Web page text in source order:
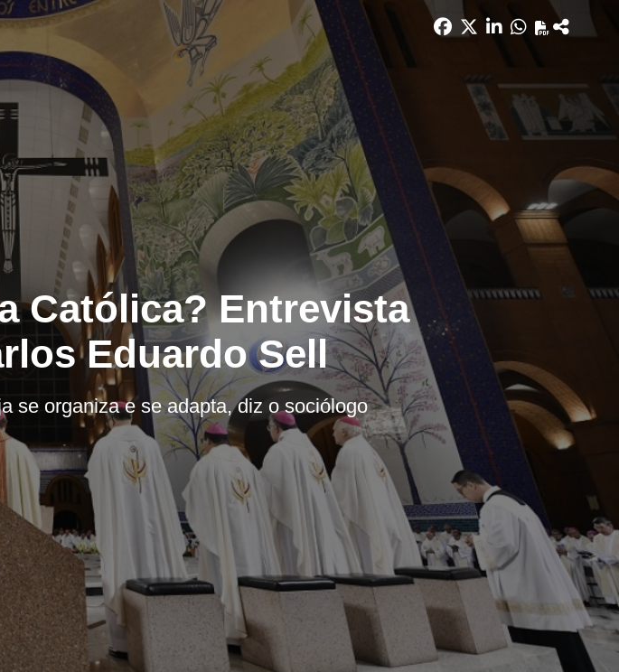
Católica? Entrevista
Eduardo Sell
se organiza e se adapta, diz o sociólogo